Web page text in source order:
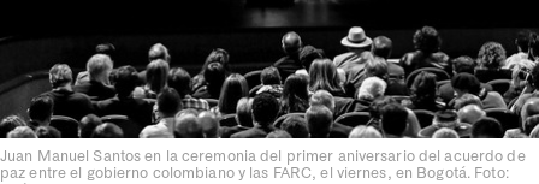
Juan Manuel Santos en la ceremonia del primer aniversario del acuerdo de
paz entre el gobierno colombiano y las FARC, el viernes, en Bogotá. Foto: